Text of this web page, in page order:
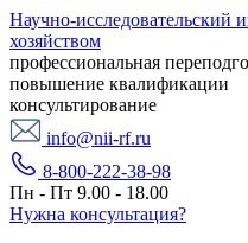
Научно-исследовательский
хозяйством
профессиональная
повышение квалификации
консультирование
info@nii-rf.ru
8-800-222-38-98
Пн - Пт 9.00 - 18.00
Нужна консультация?